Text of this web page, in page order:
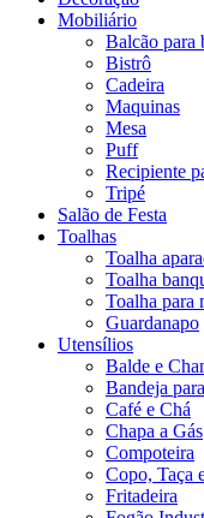
Mobiliário
Balcão para
Bistrô
Cadeira
Maquinas
Mesa
Puff
Recipiente
Tripé
Salão de Festa
Toalhas
Toalha
Toalha
Toalha para
Guardanapo
Utensílios
Balde e
Bandeja
Café e Chá
Chapa a Gás
Compoteira
Copo, Taça
Fritadeira